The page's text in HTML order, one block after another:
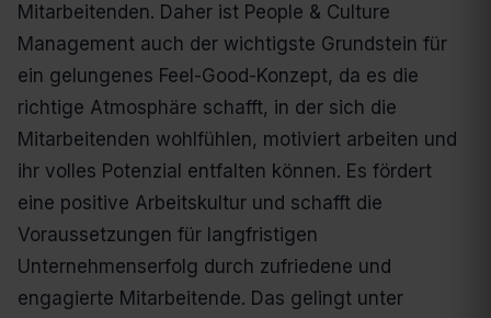
Mitarbeitenden. Daher ist People & Culture
Management auch der wichtigste Grundstein für
ein gelungenes Feel-Good-Konzept, da es die
richtige Atmosphäre schafft, in der sich die
Mitarbeitenden wohlfühlen, motiviert arbeiten und
ihr volles Potenzial entfalten können. Es fördert
eine positive Arbeitskultur und schafft die
Voraussetzungen für langfristigen
Unternehmenserfolg durch zufriedene und
engagierte Mitarbeitende. Das gelingt unter